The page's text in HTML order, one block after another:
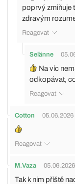
poprvý zmiňuje
zdravým
Reagovat
Selänne
Na víc
odkopávat,
Reagovat
Cotton 05.06.2026
Reagovat
M.Vaza 05.06.2026
Tak k nim příště